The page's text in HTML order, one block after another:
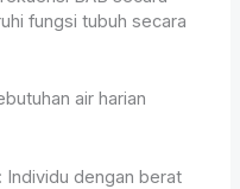
fungsi tubuh secara
air harian
: Individu dengan berat